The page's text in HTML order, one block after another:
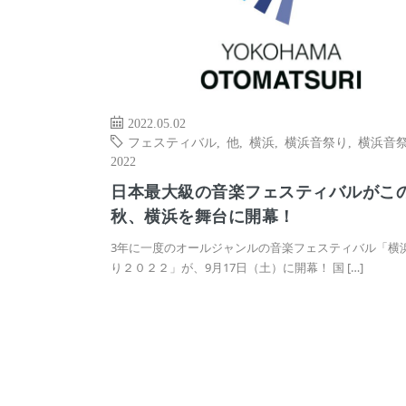
2022.05.02
フェスティバル
他 横浜 横浜音祭り
横浜音
2022
日本最大級の音楽フェスティバルがこ
秋、横浜を舞台に開幕！
3年に一度のオールジャンルの音楽フェスティバル「横
り２０２２」が、9月17日（土）に開幕！ 国 […]